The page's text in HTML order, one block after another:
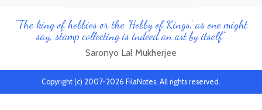
"The king of hobbies or the 'Hobby of Kings', as one might
say, stamp collecting is indeed an art by itself"
Saronyo Lal Mukherjee
Copyright (c) 2007-2026 FilaNotes, All rights reserved.